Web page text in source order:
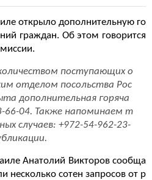
открыло дополнительную го
граждан. Об этом говорится
поступающих о
отделом посольства Рос
дополнительная горяча
66-04. Также напоминаем т
случаев: +972-54-962-23-
Анатолий Викторов сообща
несколько сотен запросов от р